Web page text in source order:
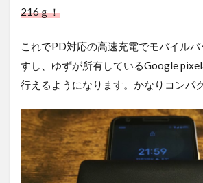
216ｇ！
これでPD対応の高速充電でモバイルバ
すし、ゆずが所有しているGoogle
行えるようになります。かなりコンパ